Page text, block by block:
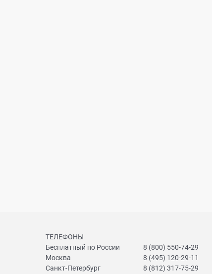
ТЕЛЕФОНЫ
Бесплатный по России
8 (800) 550-74-29
Москва
8 (495) 120-29-11
Санкт-Петербург
8 (812) 317-75-29